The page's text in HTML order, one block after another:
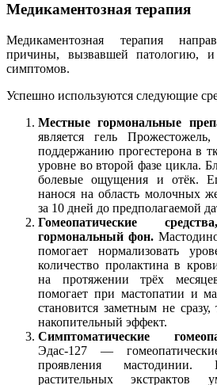
Медикаментозная терапия
Медикаментозная терапия
причины, вызвавшей патологию, и
симптомов.
Успешно используются следующие
Местные гормональные
является гель
поддержанию прогестерона в
уровне во второй фазе цикла.
болевые ощущения и отёк.
нанося на область молочных
за 10 дней до предполагаемой
Гомеопатические
гормональный фон.
помогает нормализовать
количество пролактина в
на протяжении трёх
помогает при мастопатии и
становится заметным не
накопительный эффект.
Симптоматические
Эдас-127 —
проявления мастодинии.
растительных